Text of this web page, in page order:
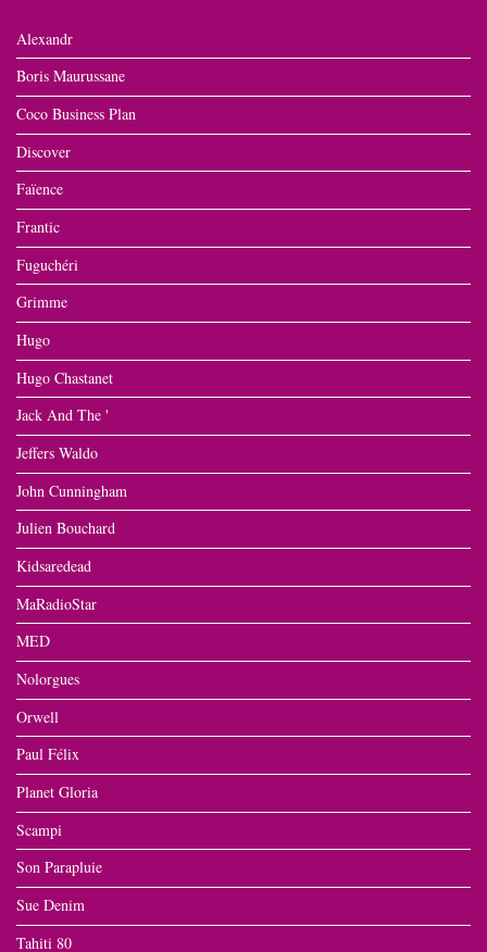
Alexandr
Boris Maurussane
Coco Business Plan
Discover
Faïence
Frantic
Fuguchéri
Grimme
Hugo
Hugo Chastanet
Jack And The '
Jeffers Waldo
John Cunningham
Julien Bouchard
Kidsaredead
MaRadioStar
MED
Nolorgues
Orwell
Paul Félix
Planet Gloria
Scampi
Son Parapluie
Sue Denim
Tahiti 80